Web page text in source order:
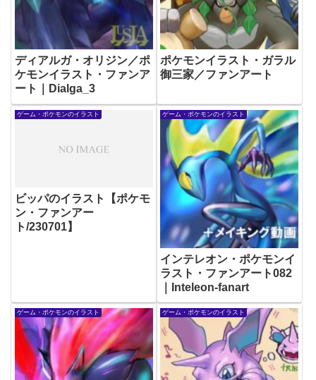
ディアルガ・オリジン／ポ
ケモンイラスト・ファンア
ート｜Dialga_3
ポケモンイラスト・ガラル
御三家／ファンアート
ゲーム・ポケモンのイラスト
ビッパのイラスト【ポケモ
ン・ファンアー
ト/230701】
ゲーム・ポケモンのイラスト
インテレオン・ポケモンイ
ラスト・ファンアート082
｜Inteleon-fanart
ゲーム・ポケモンのイラスト ゲーム・ポケモンのイラスト